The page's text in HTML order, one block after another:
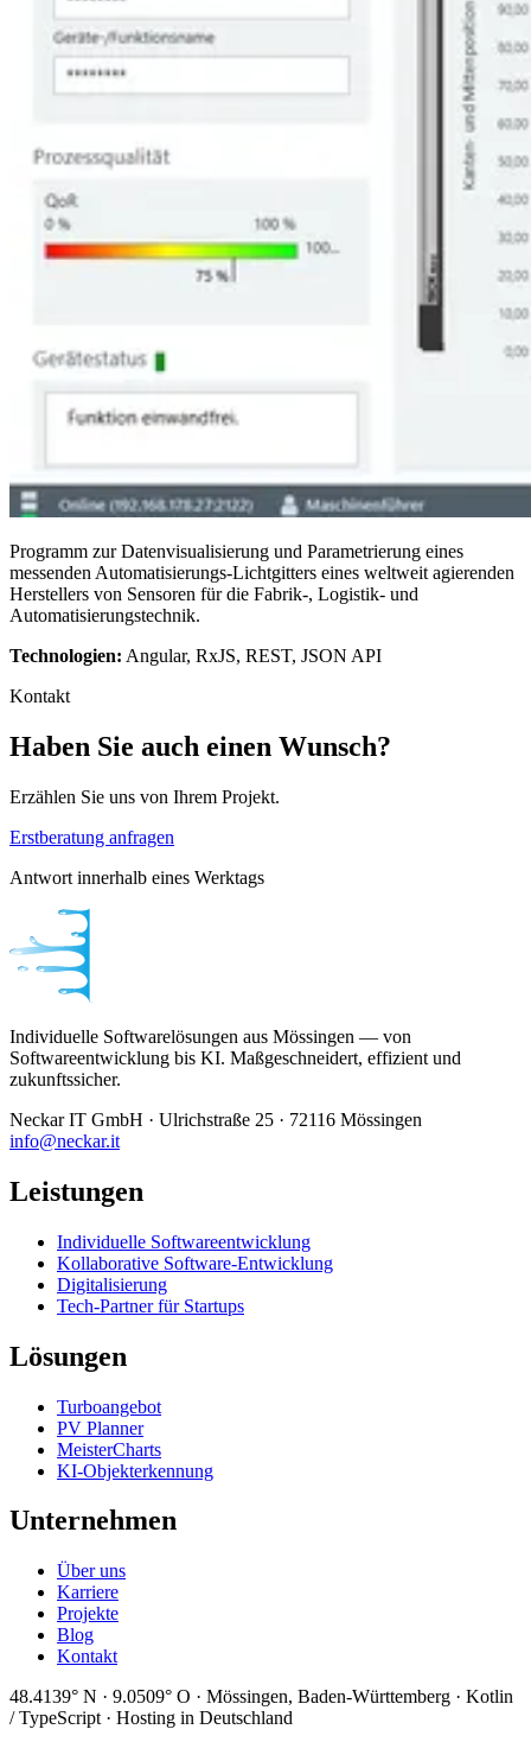
Programm zur Datenvisualisierung und Parametrierung eines
messenden Automatisierungs-Lichtgitters eines weltweit agierenden
Herstellers von Sensoren für die Fabrik-, Logistik- und
Automatisierungstechnik.
Technologien: Angular, RxJS, REST, JSON API
Kontakt
Haben Sie auch einen Wunsch?
Erzählen Sie uns von Ihrem Projekt.
Erstberatung anfragen
Antwort innerhalb eines Werktags
Individuelle Softwarelösungen aus Mössingen — von
Softwareentwicklung bis KI. Maßgeschneidert, effizient und
zukunftssicher.
Neckar IT GmbH · Ulrichstraße 25 · 72116 Mössingen
info@neckar.it
Leistungen
Individuelle Softwareentwicklung
Kollaborative Software-Entwicklung
Digitalisierung
Tech-Partner für Startups
Lösungen
Turboangebot
PV Planner
MeisterCharts
KI-Objekterkennung
Unternehmen
Über uns
Karriere
Projekte
Blog
Kontakt
48.4139° N · 9.0509° O · Mössingen, Baden-Württemberg · Kotlin
/ TypeScript · Hosting in Deutschland